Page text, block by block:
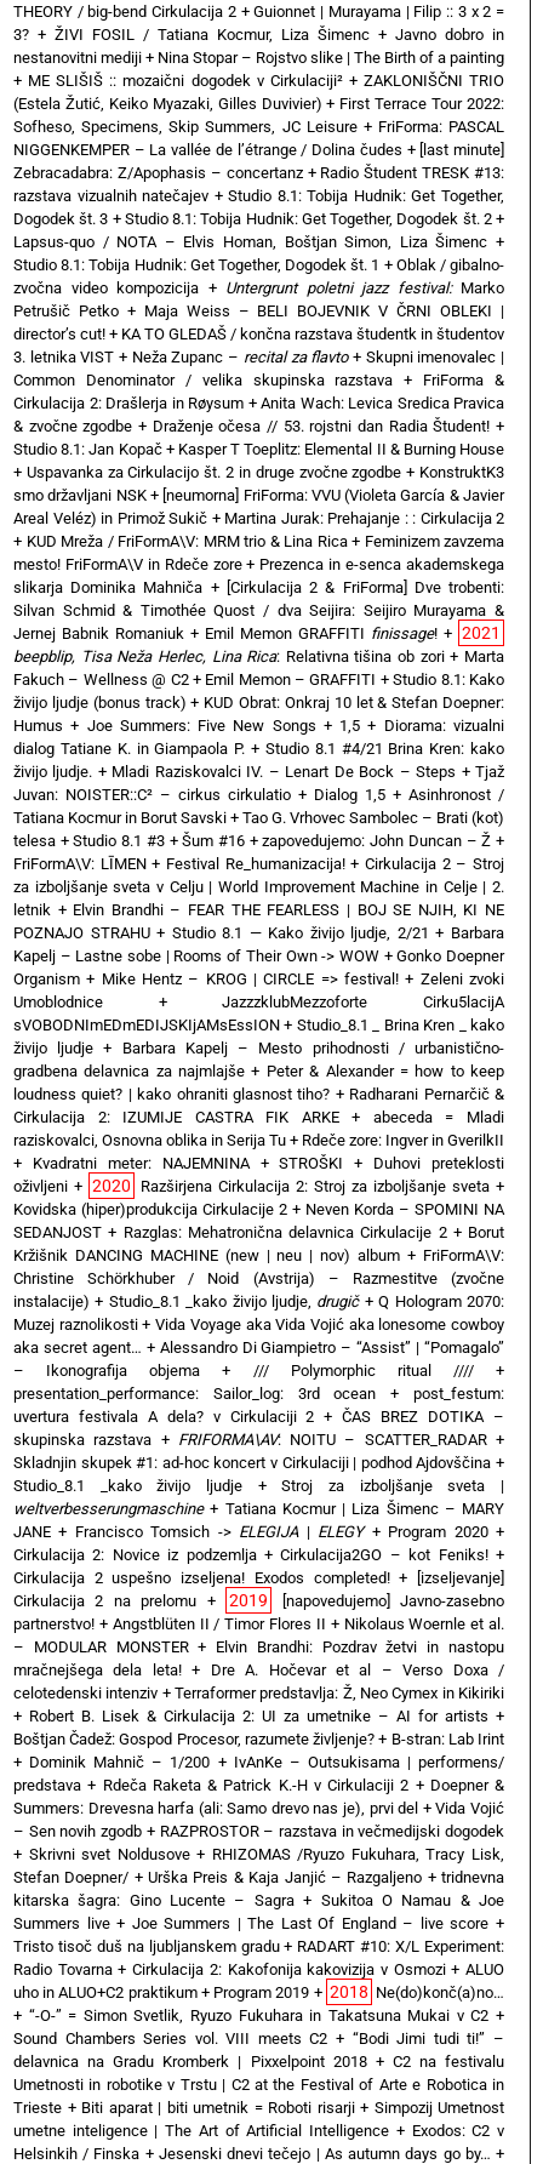
THEORY / big-bend Cirkulacija 2+Guionnet | Murayama | Filip :: 3 x 2 =
3? + ŽIVI FOSIL / Tatiana Kocmur, Liza Šimenc + Javno dobro in
nestanovitni mediji + Nina Stopar – Rojstvo slike | The Birth of a painting
+ ME SLIŠIŠ :: mozaični dogodek v Cirkulaciji²+ ZAKLONIŠČNI TRIO
(Estela Žutić, Keiko Myazaki, Gilles Duvivier) + First Terrace Tour 2022:
Sofheso, Specimens, Skip Summers, JC Leisure+ FriForma: PASCAL
NIGGENKEMPER – La vallée de l’étrange / Dolina čudes + [last minute]
Zebracadabra: Z/Apophasis – concertanz+ Radio Študent TRESK #13:
razstava vizualnih natečajev +Studio 8.1: Tobija Hudnik: Get Together,
Dogodek št. 3 + Studio 8.1: Tobija Hudnik: Get Together, Dogodek št. 2+
Lapsus-quo / NOTA – Elvis Homan, Boštjan Simon, Liza Šimenc +
Studio 8.1: Tobija Hudnik: Get Together, Dogodek št. 1 + Oblak / gibalno-
zvočna video kompozicija + Untergrunt poletni jazz festival:Marko
Petrušič Petko+ Maja Weiss – BELI BOJEVNIK V ČRNI OBLEKI |
director’s cut! + KA TO GLEDAŠ / končna razstava študentk in študentov
3. letnika VIST + Neža Zupanc – recital za flavto+ Skupni imenovalec |
Common Denominator / velika skupinska razstava + FriForma &
Cirkulacija 2: Drašlerja in Røysum + Anita Wach: Levica Sredica Pravica
& zvočne zgodbe + Draženje očesa // 53. rojstni dan Radia Študent! +
Studio 8.1: Jan Kopač+ Kasper T Toeplitz: Elemental II & Burning House
+ Uspavanka za Cirkulacijo št. 2 in druge zvočne zgodbe + KonstruktK3
smo državljani NSK+ [neumorna] FriForma: VVU (Violeta García & Javier
Areal Veléz) in Primož Sukič + Martina Jurak: Prehajanje : : Cirkulacija 2
+ KUD Mreža / FriFormA\V: MRM trio & Lina Rica+ Feminizem zavzema
mesto! FriFormA\V in Rdeče zore+ Prezenca in e-senca akademskega
slikarja Dominika Mahniča + [Cirkulacija 2 & FriForma] Dve trobenti:
Silvan Schmid & Timothée Quost / dva Seijira: Seijiro Murayama &
Jernej Babnik Romaniuk + Emil Memon GRAFFITI finissage! + 2021
beepblip, Tisa Neža Herlec, Lina Rica: Relativna tišina ob zori+ Marta
Fakuch – Wellness @ C2+ Emil Memon – GRAFFITI +Studio 8.1: Kako
živijo ljudje (bonus track) + KUD Obrat: Onkraj 10 let & Stefan Doepner:
Humus + Joe Summers: Five New Songs + 1,5 + Diorama: vizualni
dialog Tatiane K. in Giampaola P. + Studio 8.1 #4/21 Brina Kren: kako
živijo ljudje. + Mladi Raziskovalci IV. – Lenart De Bock – Steps +Tjaž
Juvan: NOISTER::C² – cirkus cirkulatio + Dialog 1,5 + Asinhronost /
Tatiana Kocmur in Borut Savski + Tao G. Vrhovec Sambolec – Brati (kot)
telesa +Studio 8.1 #3 + Šum #16 +zapovedujemo: John Duncan – Ž +
FriFormA\V: LĪMEN+ Festival Re_humanizacija!+Cirkulacija 2 – Stroj
za izboljšanje sveta v Celju | World Improvement Machine in Celje | 2.
letnik + Elvin Brandhi – FEAR THE FEARLESS | BOJ SE NJIH, KI NE
POZNAJO STRAHU+ Studio 8.1 — Kako živijo ljudje, 2/21 + Barbara
Kapelj – Lastne sobe | Rooms of Their Own -> WOW+Gonko Doepner
Organism + Mike Hentz – KROG | CIRCLE => festival! + Zeleni zvoki
Umoblodnice +JazzzklubMezzoforte Cirku5lacijA
sVOBODNImEDmEDIJSKIjAMsEssION + Studio_8.1 _ Brina Kren _ kako
živijo ljudje + Barbara Kapelj – Mesto prihodnosti / urbanistično-
gradbena delavnica za najmlajše + Peter & Alexander = how to keep
loudness quiet? | kako ohraniti glasnost tiho? + Radharani Pernarčič &
Cirkulacija 2: IZUMIJE CASTRA FIK ARKE+ abeceda = Mladi
raziskovalci, Osnovna oblika in Serija Tu + Rdeče zore: Ingver in GverilkII
+ Kvadratni meter: NAJEMNINA + STROŠKI + Duhovi preteklosti
oživljeni + 2020 Razširjena Cirkulacija 2: Stroj za izboljšanje sveta +
Kovidska (hiper)produkcija Cirkulacije 2 + Neven Korda – SPOMINI NA
SEDANJOST + Razglas: Mehatronična delavnica Cirkulacije 2+ Borut
Kržišnik DANCING MACHINE (new | neu | nov) album + FriFormA\V:
Christine Schörkhuber / Noid (Avstrija) – Razmestitve (zvočne
instalacije) + Studio_8.1 _kako živijo ljudje, drugič+Q Hologram 2070:
Muzej raznolikosti+Vida Voyage aka Vida Vojić aka lonesome cowboy
aka secret agent… + Alessandro Di Giampietro – “Assist” | “Pomagalo”
– Ikonografija objema + /// Polymorphic ritual ////+
presentation_performance: Sailor_log: 3rd ocean +post_festum:
uvertura festivala A dela? v Cirkulaciji 2 +ČAS BREZ DOTIKA –
skupinska razstava + FRIFORMA\AV: NOITU – SCATTER_RADAR+
Skladnjin skupek #1: ad-hoc koncert v Cirkulaciji | podhod Ajdovščina +
Studio_8.1 _kako živijo ljudje +Stroj za izboljšanje sveta |
weltverbesserungmaschine+ Tatiana Kocmur | Liza Šimenc – MARY
JANE + Francisco Tomsich -> ELEGIJA| ELEGY+ Program 2020+
Cirkulacija 2: Novice iz podzemlja+Cirkulacija2GO – kot Feniks!+
Cirkulacija 2 uspešno izseljena! Exodos completed!+
[izseljevanje]
Cirkulacija 2 na prelomu + 2019
[napovedujemo] Javno-zasebno
partnerstvo! + Angstblüten II / Timor Flores II + Nikolaus Woernle et al.
– MODULAR MONSTER+ Elvin Brandhi: Pozdrav žetvi in nastopu
mračnejšega dela leta!+ Dre A. Hočevar et al – Verso Doxa /
celotedenski intenziv +Terraformer predstavlja: Ž, Neo Cymex in Kikiriki
+ Robert B. Lisek & Cirkulacija 2: UI za umetnike – AI for artists +
Boštjan Čadež: Gospod Procesor, razumete življenje? + B-stran: Lab Irint
+ Dominik Mahnič – 1/200 + IvAnKe – Outsukisama | performens/
predstava + Rdeča Raketa & Patrick K.-H v Cirkulaciji 2 + Doepner &
Summers: Drevesna harfa (ali: Samo drevo nas je), prvi del +Vida Vojić
– Sen novih zgodb + RAZPROSTOR – razstava in večmedijski dogodek
+ Skrivni svet Noldusove+ RHIZOMAS /Ryuzo Fukuhara, Tracy Lisk,
Stefan Doepner/ +Urška Preis & Kaja Janjić – Razgaljeno +tridnevna
kitarska šagra: Gino Lucente – Sagra+ Sukitoa O Namau & Joe
Summers live+ Joe Summers | The Last Of England – live score +
Tristo tisoč duš na ljubljanskem gradu+ RADART #10: X/L Experiment:
Radio Tovarna+Cirkulacija 2: Kakofonija kakovizija v Osmozi+ALUO
uho in ALUO+C2 praktikum+ Program 2019 + 2018 Ne(do)konč(a)no…
+ “-O-” = Simon Svetlik, Ryuzo Fukuhara in Takatsuna Mukai v C2 +
Sound Chambers Series vol. VIII meets C2 + “Bodi Jimi tudi ti!” –
delavnica na Gradu Kromberk | Pixxelpoint 2018+ C2 na festivalu
Umetnosti in robotike v Trstu | C2 at the Festival of Arte e Robotica in
Trieste + Biti aparat | biti umetnik = Roboti risarji+ Simpozij Umetnost
umetne inteligence | The Art of Artificial Intelligence + Exodos: C2 v
Helsinkih / Finska + Jesenski dnevi tečejo | As autumn days go by… +